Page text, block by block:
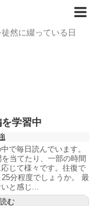
然に綴っている日
学習中
で毎日読んでいます。
当てたり、一部の時間
じて様々です。往復で
分程度でしょうか。 最
と感じ...
む